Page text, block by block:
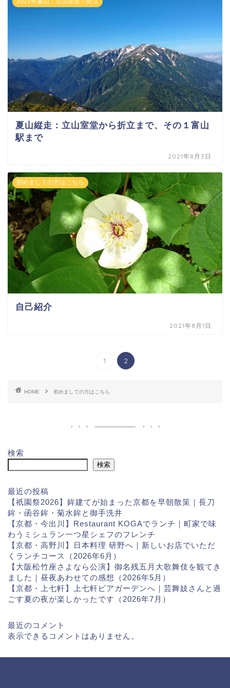
夏山縦走：立山室堂から折立まで、その１富山
駅まで
2021年8月3日
初めましての方はこちら
自己紹介
2021年8月1日
1 2
HOME 初めましての方はこちら
検索
検索
最近の投稿
【祇園祭2026】鉾建てが始まった京都を早朝散策｜長刀
鉾・函谷鉾・菊水鉾と御手洗井
【京都・今出川】Restaurant KOGAでランチ｜町家で味
わうミシュラン一つ星シェフのフレンチ
【京都・高野川】日本料理 研野へ｜新しいお店でいただ
くランチコース（2026年6月）
【大阪松竹座さよなら公演】御名残五月大歌舞伎を観てき
ました｜昼夜あわせての感想（2026年5月）
【京都・上七軒】上七軒ビアガーデンへ｜芸舞妓さんと過
ごす夏の夜が楽しかったです（2026年7月）
最近のコメント
表示できるコメントはありません。